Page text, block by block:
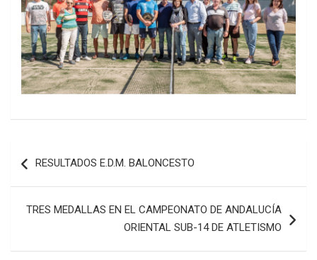
de
RESULTADOS E.D.M. BALONCESTO
TRES MEDALLAS EN EL CAMPEONATO DE ANDALUCÍA
ORIENTAL SUB-14 DE ATLETISMO